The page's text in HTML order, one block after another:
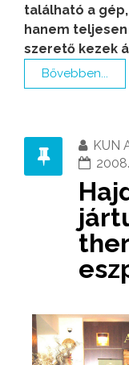
található a
hanem
szerető kezek
Bővebben...
KUN